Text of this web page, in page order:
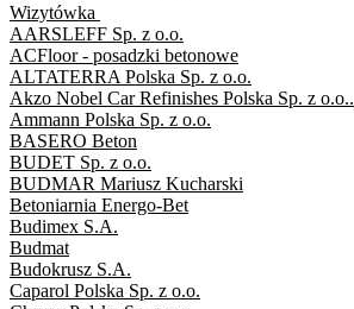
Wizytówka
AARSLEFF Sp. z o.o.
ACFloor - posadzki betonowe
ALTATERRA Polska Sp. z o.o.
Akzo Nobel Car Refinishes Polska Sp. z o.o..
Ammann Polska Sp. z o.o.
BASERO Beton
BUDET Sp. z o.o.
BUDMAR Mariusz Kucharski
Betoniarnia Energo-Bet
Budimex S.A.
Budmat
Budokrusz S.A.
Caparol Polska Sp. z o.o.